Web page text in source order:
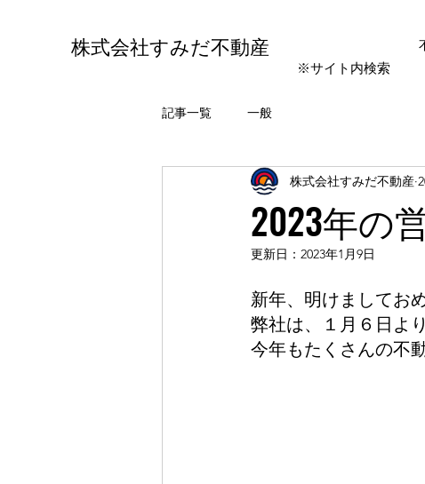
株式会社すみだ不動産
※サイト内検索
記事一覧 一般
2023年の
株式会社すみだ不動産
更新日： 2023年1月9日
新年、明けましてお
弊社は、１月６日よ
今年もたくさんの不